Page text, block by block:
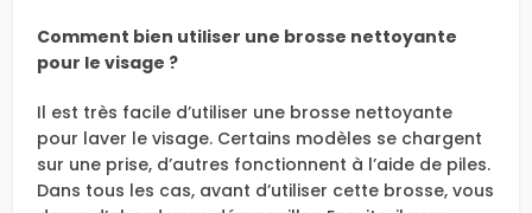
Comment bien utiliser une brosse nettoyante
pour le visage ?
Il est très facile d’utiliser une brosse nettoyante
pour laver le visage. Certains modèles se chargent
sur une prise, d’autres fonctionnent à l’aide de piles.
Dans tous les cas, avant d’utiliser cette brosse, vous